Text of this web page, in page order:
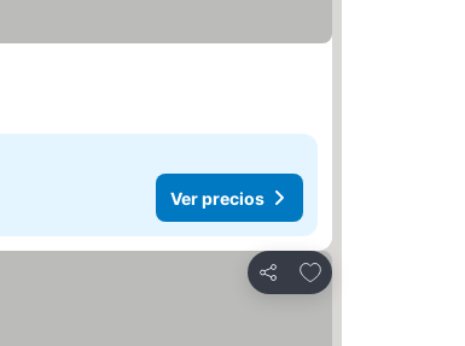
Ver precios
Compartir
Agregar a favoritos